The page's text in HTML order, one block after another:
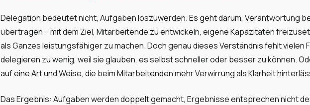
Delegation bedeutet nicht, Aufgaben loszuwerden. Es geht darum, Verantwortung
übertragen – mit dem Ziel, Mitarbeitende zu entwickeln, eigene Kapazitäten
als Ganzes leistungsfähiger zu machen. Doch genau dieses Verständnis fehlt vielen
delegieren zu wenig, weil sie glauben, es selbst schneller oder besser zu können.
auf eine Art und Weise, die beim Mitarbeitenden mehr Verwirrung als Klarheit
Das Ergebnis: Aufgaben werden doppelt gemacht, Ergebnisse entsprechen nicht